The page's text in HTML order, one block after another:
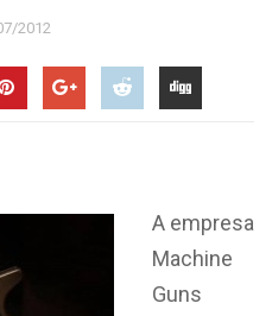
2012
A empresa
Machine
Guns